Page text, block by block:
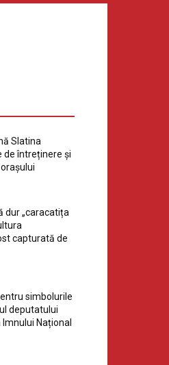
Slatina
de întreținere și
dur „caracatița
capturată de
simbolurile
deputatului
Național